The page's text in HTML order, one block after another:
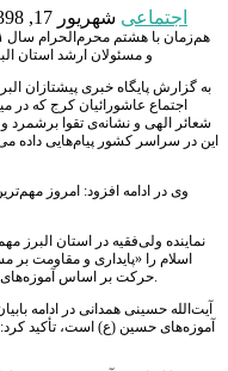
اجتماعی شهریور 17, 1398 - سپتامبر 8, 2019
و مسئولان ارشد استان
به گزارش پایگاه خبری پیشتازان
اجتماع عاشورائیان کرج که در
شعائر الهی و نشانه‌ی تقوا
این در سراسر کشور پیام‌هایی داده
وی در ادامه افزود: امروز
نماینده ولی‌فقیه در استان البرز
اسلام را «پایداری و مقاومت
حرکت بر اساس آموزه‌های دینی و تأسی به قیام امام حسین (ع) واقع‌شده است.
آیت‌الله حسینی همدانی در ادامه
آموزه‌های حسین (ع) است، تأکید